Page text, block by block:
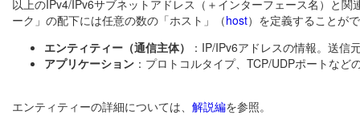
以上のIPv4/IPv6サブネットアドレス（＋インターフェース名）と
ーク」の配下には任意の数の「ホスト」（host）を定義することが
エンティティー（通信主体）
：IP/IPv6アドレスの情報。送信
アプリケーション ：プロトコルタイプ、TCP/UDPポートな
エンティティーの詳細については、 解説編を参照。